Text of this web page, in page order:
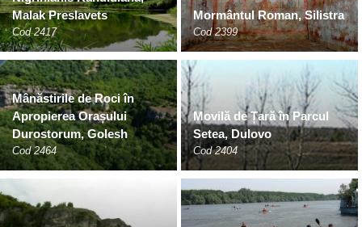
Malak Preslavets
Cod 2417
Mormântul Roman, Silistra
Cod 2399
Mânăstirile de Roci în
Apropierea Orașului
Durostorum, Golesh
Cod 2464
Movilă de Țară în Parcul
Setea, Dulovo
Cod 2404